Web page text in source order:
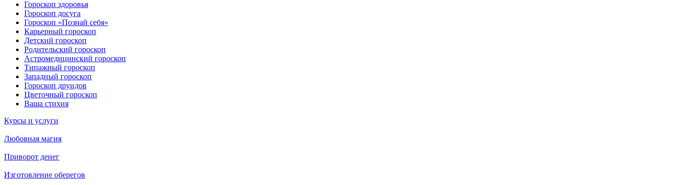
Гороскоп здоровья
Гороскоп досуга
Гороскоп «Познай себя»
Карьерный гороскоп
Детский гороскоп
Родительский гороскоп
Астромедицинский гороскоп
Типажный гороскоп
Западный гороскоп
Гороскоп друидов
Цветочный гороскоп
Ваша стихия
Курсы и услуги
Любовная магия
Приворот денег
Изготовление оберегов